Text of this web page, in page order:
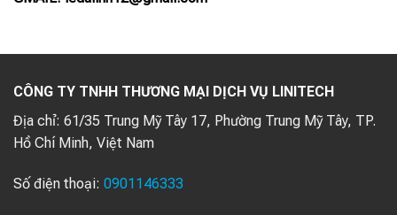
CÔNG TY TNHH THƯƠNG MẠI DỊCH VỤ LINITECH
Địa chỉ: 61/35 Trung Mỹ Tây 17, Phường Trung Mỹ Tây, TP.
Hồ Chí Minh, Việt Nam
Số điện thoại: 0901146333